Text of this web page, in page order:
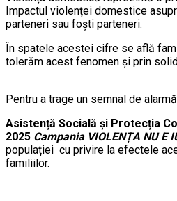
Impactul violenței domestice
parteneri sau foști parteneri.
În spatele acestei cifre se află
tolerăm acest fenomen și prin
Pentru a trage un semnal de
Asistență Socială și Protecția
2025 Campania VIOLENȚA NU E
populației cu privire la efectele
familiilor.